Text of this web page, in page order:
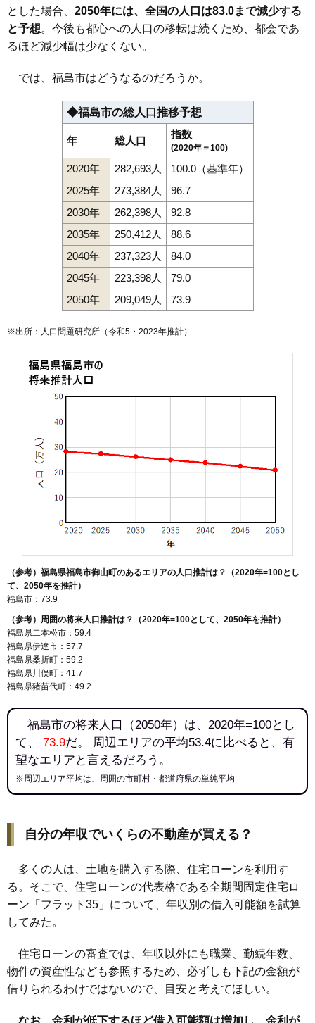
とした場合、 2050年には、全国の人口は83.0まで減少する
と予想。今後も都心への人口の移転は続くため、都会であ
るほど減少幅は少なくない。
では、福島市はどうなるのだろうか。
◆福島市の総人口推移予想
年 総人口
指数
(2020年＝100)
2020年 282,693人
100.0（基準年）
2025年
273,384人
96.7
2030年
262,398人
92.8
2035年
250,412人
88.6
2040年
237,323人
84.0
2045年
223,398人
79.0
2050年
209,049人 73.9
※出所：人口問題研究所（令和5・2023年推計）
（参考）福島県福島市御山町のあるエリアの人口推計は？（2020年=100とし
て、2050年を推計）
福島市：73.9
（参考）周囲の将来人口推計は？（2020年=100として、2050年を推計）
福島県二本松市：59.4
福島県伊達市：57.7
福島県桑折町：59.2
福島県川俣町：41.7
福島県猪苗代町：49.2
福島市の将来人口（2050年）は、2020年=100とし
て、 73.9だ。 周辺エリアの平均53.4に比べると、有
望なエリアと言えるだろう。
※周辺エリア平均は、周囲の市町村・都道府県の単純平均
自分の年収でいくらの不動産が買える？
多くの人は、土地を購入する際、住宅ローンを利用す
る。そこで、住宅ローンの代表格である全期間固定住宅ロ
ーン「フラット35」について、年収別の借入可能額を試算
してみた。
住宅ローンの審査では、年収以外にも職業、勤続年数、
物件の資産性なども参照するため、必ずしも下記の金額が
借りられるわけではないので、目安と考えてほしい。